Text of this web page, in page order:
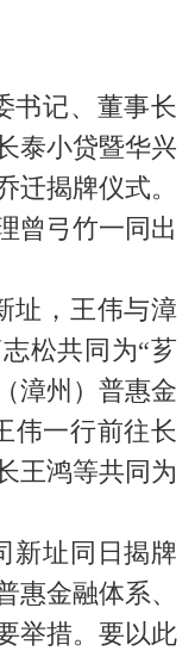
书记、董事长
泰小贷暨华兴
迁揭牌仪式。
曾弓竹一同出
址，王伟与漳
松共同为“芗
漳州）普惠金
伟一行前往长
王鸿等共同为
新址同日揭牌
惠金融体系、
举措。要以此